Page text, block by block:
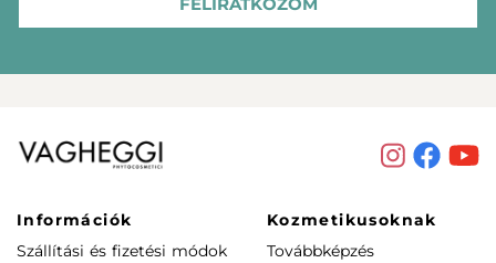
Információk
Szállítási és fizetési módok
Kozmetikusoknak
Továbbképzés